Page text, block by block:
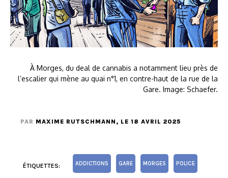
À Morges, du deal de cannabis a notamment lieu près de
l’escalier qui mène au quai n°1, en contre-haut de la rue de la
Gare. Image: Schaefer.
PAR MAXIME RUTSCHMANN , LE 18 AVRIL 2025
ÉTIQUETTES: ADDICTIONS GARE MORGES POLICE